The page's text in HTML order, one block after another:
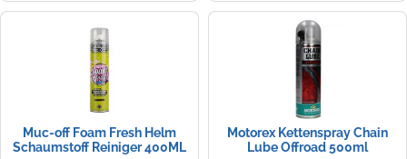
Zündkerzen
Navi Taschen
Navi-Zubehör
Navigationsgeräte
Navigationssoftware
Winterreifen
Muc-off Foam Fresh Helm
Schaumstoff Reiniger 400ML
Motorex Kettenspray Chain
Lube Offroad 500ml